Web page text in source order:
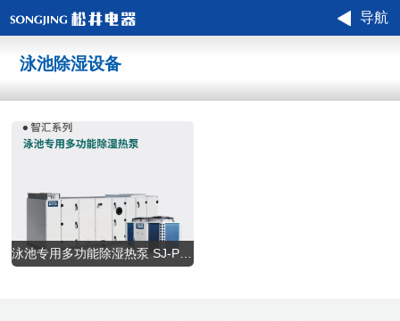
导航
泳池除湿设备